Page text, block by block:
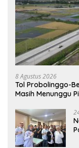
8 Agustus 2026
Tol Probolinggo-
Masih Menunggu